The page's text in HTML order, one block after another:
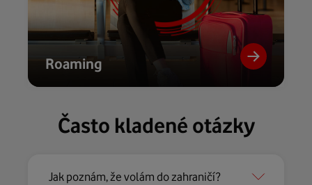
Roaming
Často kladené otázky
Jak poznám, že volám do zahraničí?